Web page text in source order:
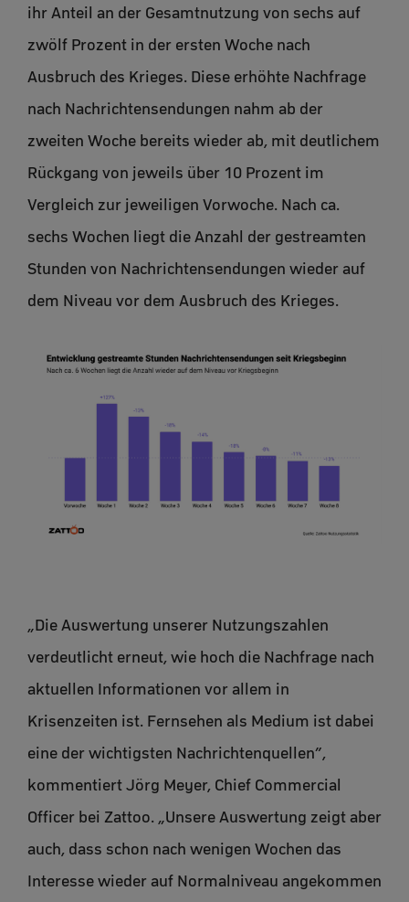
ihr Anteil an der Gesamtnutzung von sechs auf
zwölf Prozent in der ersten Woche nach
Ausbruch des Krieges. Diese erhöhte Nachfrage
nach Nachrichtensendungen nahm ab der
zweiten Woche bereits wieder ab, mit deutlichem
Rückgang von jeweils über 10 Prozent im
Vergleich zur jeweiligen Vorwoche. Nach ca.
sechs Wochen liegt die Anzahl der gestreamten
Stunden von Nachrichtensendungen wieder auf
dem Niveau vor dem Ausbruch des Krieges.
„Die Auswertung unserer Nutzungszahlen
verdeutlicht erneut, wie hoch die Nachfrage nach
aktuellen Informationen vor allem in
Krisenzeiten ist. Fernsehen als Medium ist dabei
eine der wichtigsten Nachrichtenquellen”,
kommentiert Jörg Meyer, Chief Commercial
Officer bei Zattoo. „Unsere Auswertung zeigt aber
auch, dass schon nach wenigen Wochen das
Interesse wieder auf Normalniveau angekommen